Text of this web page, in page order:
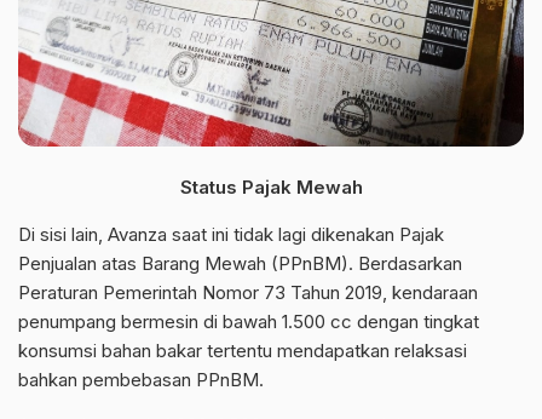
Status Pajak Mewah
Di sisi lain, Avanza saat ini tidak lagi dikenakan Pajak
Penjualan atas Barang Mewah (PPnBM). Berdasarkan
Peraturan Pemerintah Nomor 73 Tahun 2019, kendaraan
penumpang bermesin di bawah 1.500 cc dengan tingkat
konsumsi bahan bakar tertentu mendapatkan relaksasi
bahkan pembebasan PPnBM.